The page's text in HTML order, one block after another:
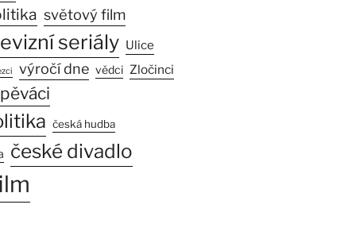
světový film
seriály Ulice
výročí dne vědci Zločinci
česká hudba
české divadlo